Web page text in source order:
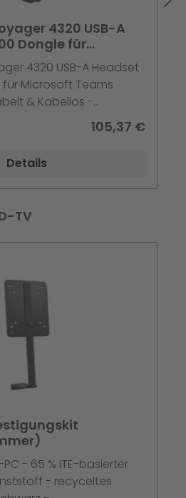
4320 USB-A
Dongle für
zertifiziert
4320 USB-A Headset
Microsoft Teams
& Kabellos -
20 - 20000 Hz - 162 g -
- 5.1 - 20 KHz - Stereo
105,37 €
Details
TV
- 65 % ITE-basierter
- recyceltes